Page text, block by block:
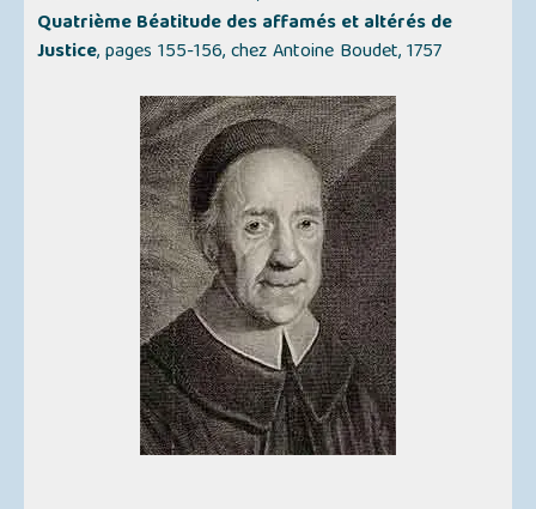
Quatrième Béatitude des affamés et altérés de
Justice, pages 155-156, chez Antoine Boudet, 1757